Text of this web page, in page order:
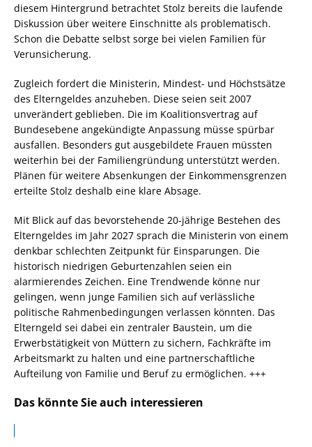
diesem Hintergrund betrachtet Stolz bereits die laufende
Diskussion über weitere Einschnitte als problematisch.
Schon die Debatte selbst sorge bei vielen Familien für
Verunsicherung.
Zugleich fordert die Ministerin, Mindest- und Höchstsätze
des Elterngeldes anzuheben. Diese seien seit 2007
unverändert geblieben. Die im Koalitionsvertrag auf
Bundesebene angekündigte Anpassung müsse spürbar
ausfallen. Besonders gut ausgebildete Frauen müssten
weiterhin bei der Familiengründung unterstützt werden.
Plänen für weitere Absenkungen der Einkommensgrenzen
erteilte Stolz deshalb eine klare Absage.
Mit Blick auf das bevorstehende 20-jährige Bestehen des
Elterngeldes im Jahr 2027 sprach die Ministerin von einem
denkbar schlechten Zeitpunkt für Einsparungen. Die
historisch niedrigen Geburtenzahlen seien ein
alarmierendes Zeichen. Eine Trendwende könne nur
gelingen, wenn junge Familien sich auf verlässliche
politische Rahmenbedingungen verlassen könnten. Das
Elterngeld sei dabei ein zentraler Baustein, um die
Erwerbstätigkeit von Müttern zu sichern, Fachkräfte im
Arbeitsmarkt zu halten und eine partnerschaftliche
Aufteilung von Familie und Beruf zu ermöglichen. +++
Das könnte Sie auch interessieren